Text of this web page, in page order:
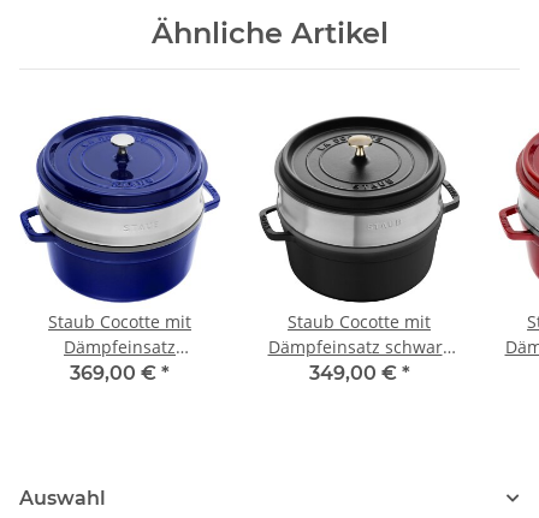
Ähnliche Artikel
Staub Cocotte mit
Dämpfeinsatz
dunkelblau 26 cm rund
369,00 € *
Staub Cocotte mit
Dämpfeinsatz schwarz
26 cm rund 5,2 l
349,00 € *
Auswahl